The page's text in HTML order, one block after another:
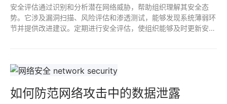
安全评估通过识别和分析潜在网络威胁，帮助组织理解其安全态
势。它涉及漏洞扫描、风险评估和渗透测试，能够发现系统薄弱环
节并提供改进建议。定期进行安全评估，使组织能够及时更新安全
如何防范网络攻击中的数据泄露